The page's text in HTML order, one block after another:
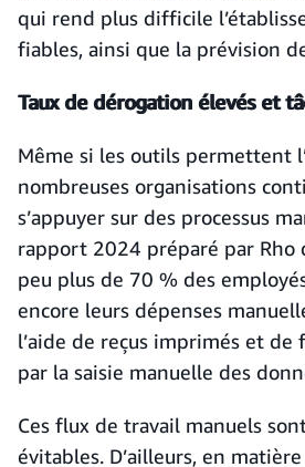
qui rend plus difficile
fiables, ainsi que la prévision
Taux de dérogation élevés et
Même si les outils permettent
nombreuses organisations
s’appuyer sur des processus
rapport 2024 préparé par Rho
peu plus de 70 % des
encore leurs dépenses
l’aide de reçus imprimés et de
par la saisie manuelle des
Ces flux de travail manuels
évitables. D’ailleurs, en